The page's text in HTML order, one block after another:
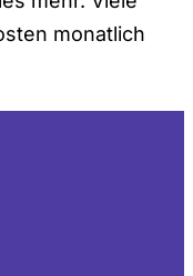
monatlich